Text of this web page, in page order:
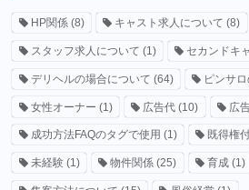
HP関係(8) キャスト求人について (8)
スタッフ求人について (1) セカンドキ
デリヘルの場合について (64) ピンサ
女性オーナー (1) 広告代 (10) 広
成功方法FAQのタグで使用 (1) 既得権
未経験(1) 物件関係 (25) 育成 (1)